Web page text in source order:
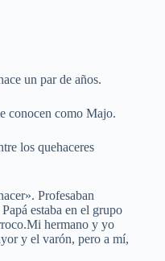
un par de años.
conocen como Majo.
los quehaceres
Profesaban
estaba en el grupo
hermano y yo
y el varón, pero a mí,